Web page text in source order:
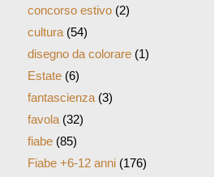
concorso estivo(2)
cultura(54)
disegno da colorare(1)
Estate(6)
fantascienza(3)
favola(32)
fiabe(85)
Fiabe +6-12 anni(176)